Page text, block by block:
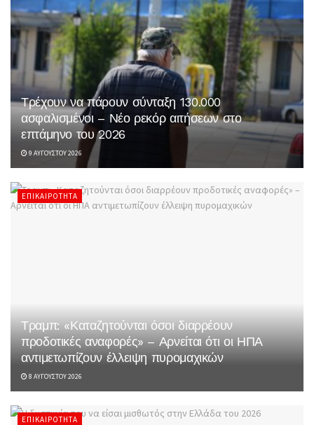
Τρέχουν να πάρουν σύνταξη 130.000
ασφαλισμένοι – Νέο ρεκόρ αιτήσεων στο
επτάμηνο του 2026
9 ΑΥΓΟΎΣΤΟΥ 2026
ΕΠΙΚΑΙΡΌΤΗΤΑ
Τραμπ: «Καταζητούνται όσοι διαρρέουν
προδοτικές αναφορές» – Αρνείται ότι οι ΗΠΑ
αντιμετωπίζουν έλλειψη πυρομαχικών
8 ΑΥΓΟΎΣΤΟΥ 2026
ΕΠΙΚΑΙΡΌΤΗΤΑ